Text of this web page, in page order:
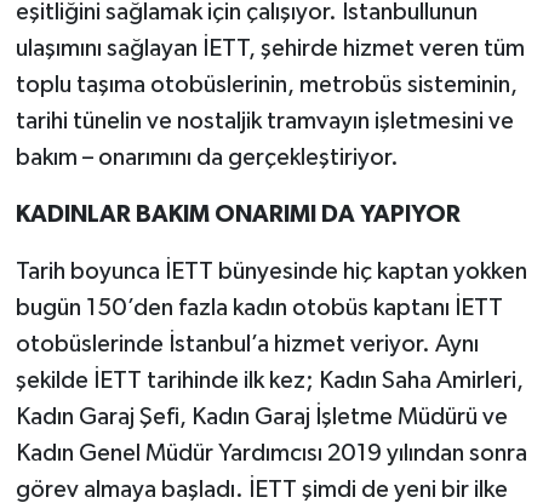
eşitliğini sağlamak için çalışıyor. İstanbullunun
ulaşımını sağlayan İETT, şehirde hizmet veren tüm
toplu taşıma otobüslerinin, metrobüs sisteminin,
tarihi tünelin ve nostaljik tramvayın işletmesini ve
bakım – onarımını da gerçekleştiriyor.
KADINLAR BAKIM ONARIMI DA YAPIYOR
Tarih boyunca İETT bünyesinde hiç kaptan yokken
bugün 150’den fazla kadın otobüs kaptanı İETT
otobüslerinde İstanbul’a hizmet veriyor. Aynı
şekilde İETT tarihinde ilk kez; Kadın Saha Amirleri,
Kadın Garaj Şefi, Kadın Garaj İşletme Müdürü ve
Kadın Genel Müdür Yardımcısı 2019 yılından sonra
görev almaya başladı. İETT şimdi de yeni bir ilke